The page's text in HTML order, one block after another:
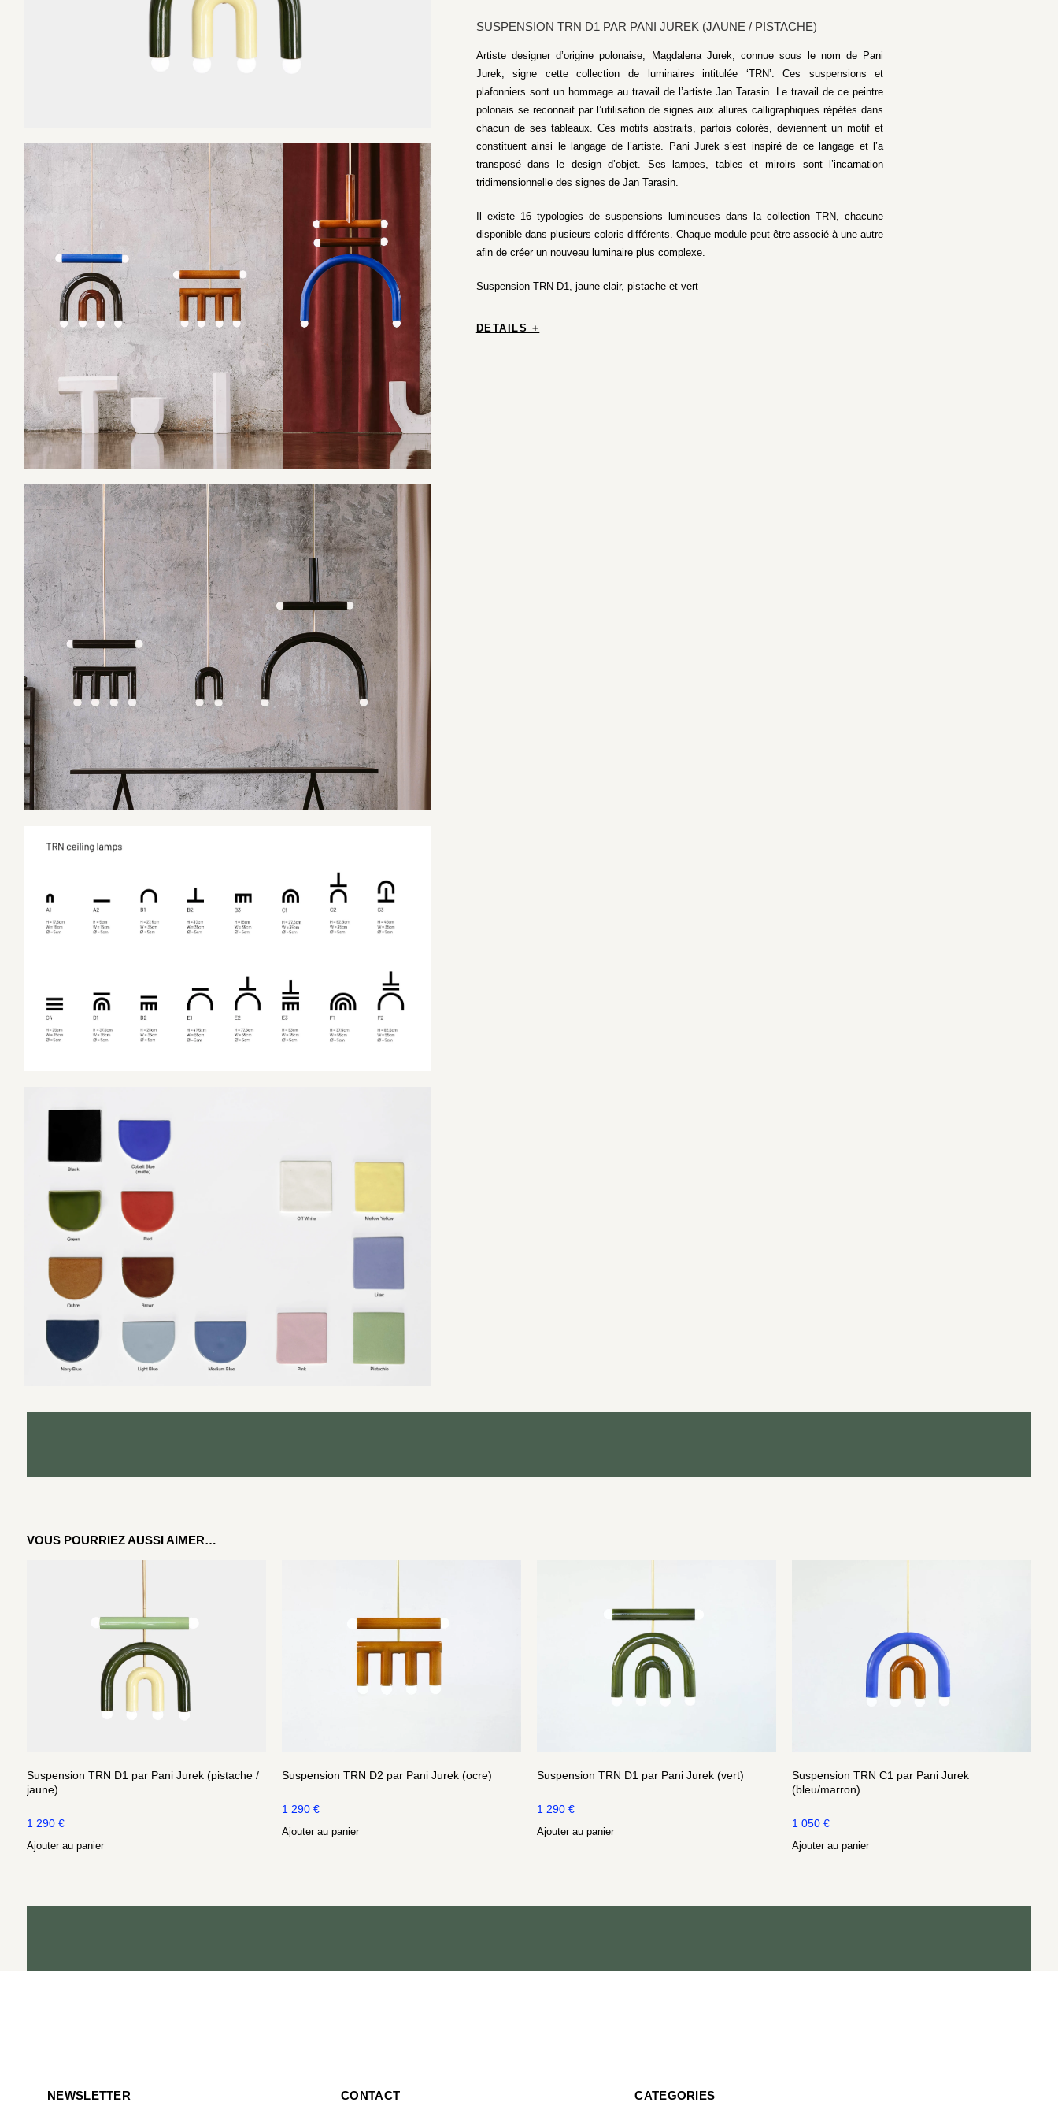
SUSPENSION TRN D1 PAR PANI JUREK (JAUNE / PISTACHE)
Artiste designer d’origine polonaise, Magdalena Jurek, connue sous le nom de Pani
Jurek, signe cette collection de luminaires intitulée ‘TRN’. Ces suspensions et
plafonniers sont un hommage au travail de l’artiste Jan Tarasin. Le travail de ce peintre
polonais se reconnait par l’utilisation de signes aux allures calligraphiques répétés dans
chacun de ses tableaux. Ces motifs abstraits, parfois colorés, deviennent un motif et
constituent ainsi le langage de l’artiste. Pani Jurek s’est inspiré de ce langage et l’a
transposé dans le design d’objet. Ses lampes, tables et miroirs sont l’incarnation
tridimensionnelle des signes de Jan Tarasin.
Il existe 16 typologies de suspensions lumineuses dans la collection TRN, chacune
disponible dans plusieurs coloris différents. Chaque module peut être associé à une autre
afin de créer un nouveau luminaire plus complexe.
Suspension TRN D1, jaune clair, pistache et vert
DETAILS +
VOUS POURRIEZ AUSSI AIMER…
Suspension TRN D1 par Pani Jurek (pistache /
jaune)
1 290 €
Ajouter au panier
Suspension TRN D2 par Pani Jurek (ocre)
1 290 €
Ajouter au panier
Suspension TRN D1 par Pani Jurek (vert)
1 290 €
Ajouter au panier
Suspension TRN C1 par Pani Jurek
(bleu/marron)
1 050€
Ajouter au panier
NEWSLETTER CONTACT CATEGORIES